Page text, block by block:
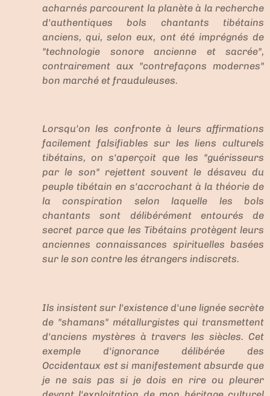
acharnés parcourent la planète à la recherche
d'authentiques bols chantants tibétains
anciens, qui, selon eux, ont été imprégnés de
"technologie sonore ancienne et sacrée",
contrairement aux "contrefaçons modernes"
bon marché et frauduleuses.
Lorsqu'on les confronte à leurs affirmations
facilement falsifiables sur les liens culturels
tibétains, on s'aperçoit que les "guérisseurs
par le son" rejettent souvent le désaveu du
peuple tibétain en s'accrochant à la théorie de
la conspiration selon laquelle les bols
chantants sont délibérément entourés de
secret parce que les Tibétains protègent leurs
anciennes connaissances spirituelles basées
sur le son contre les étrangers indiscrets.
Ils insistent sur l'existence d'une lignée secrète
de "shamans" métallurgistes qui transmettent
d'anciens mystères à travers les siècles. Cet
exemple d'ignorance délibérée des
Occidentaux est si manifestement absurde que
je ne sais pas si je dois en rire ou pleurer